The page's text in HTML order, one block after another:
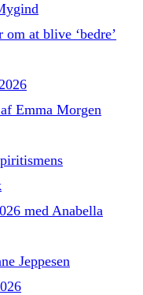
at blive ‘bedre’
Emma Morgen
med Anabella
Jeppesen